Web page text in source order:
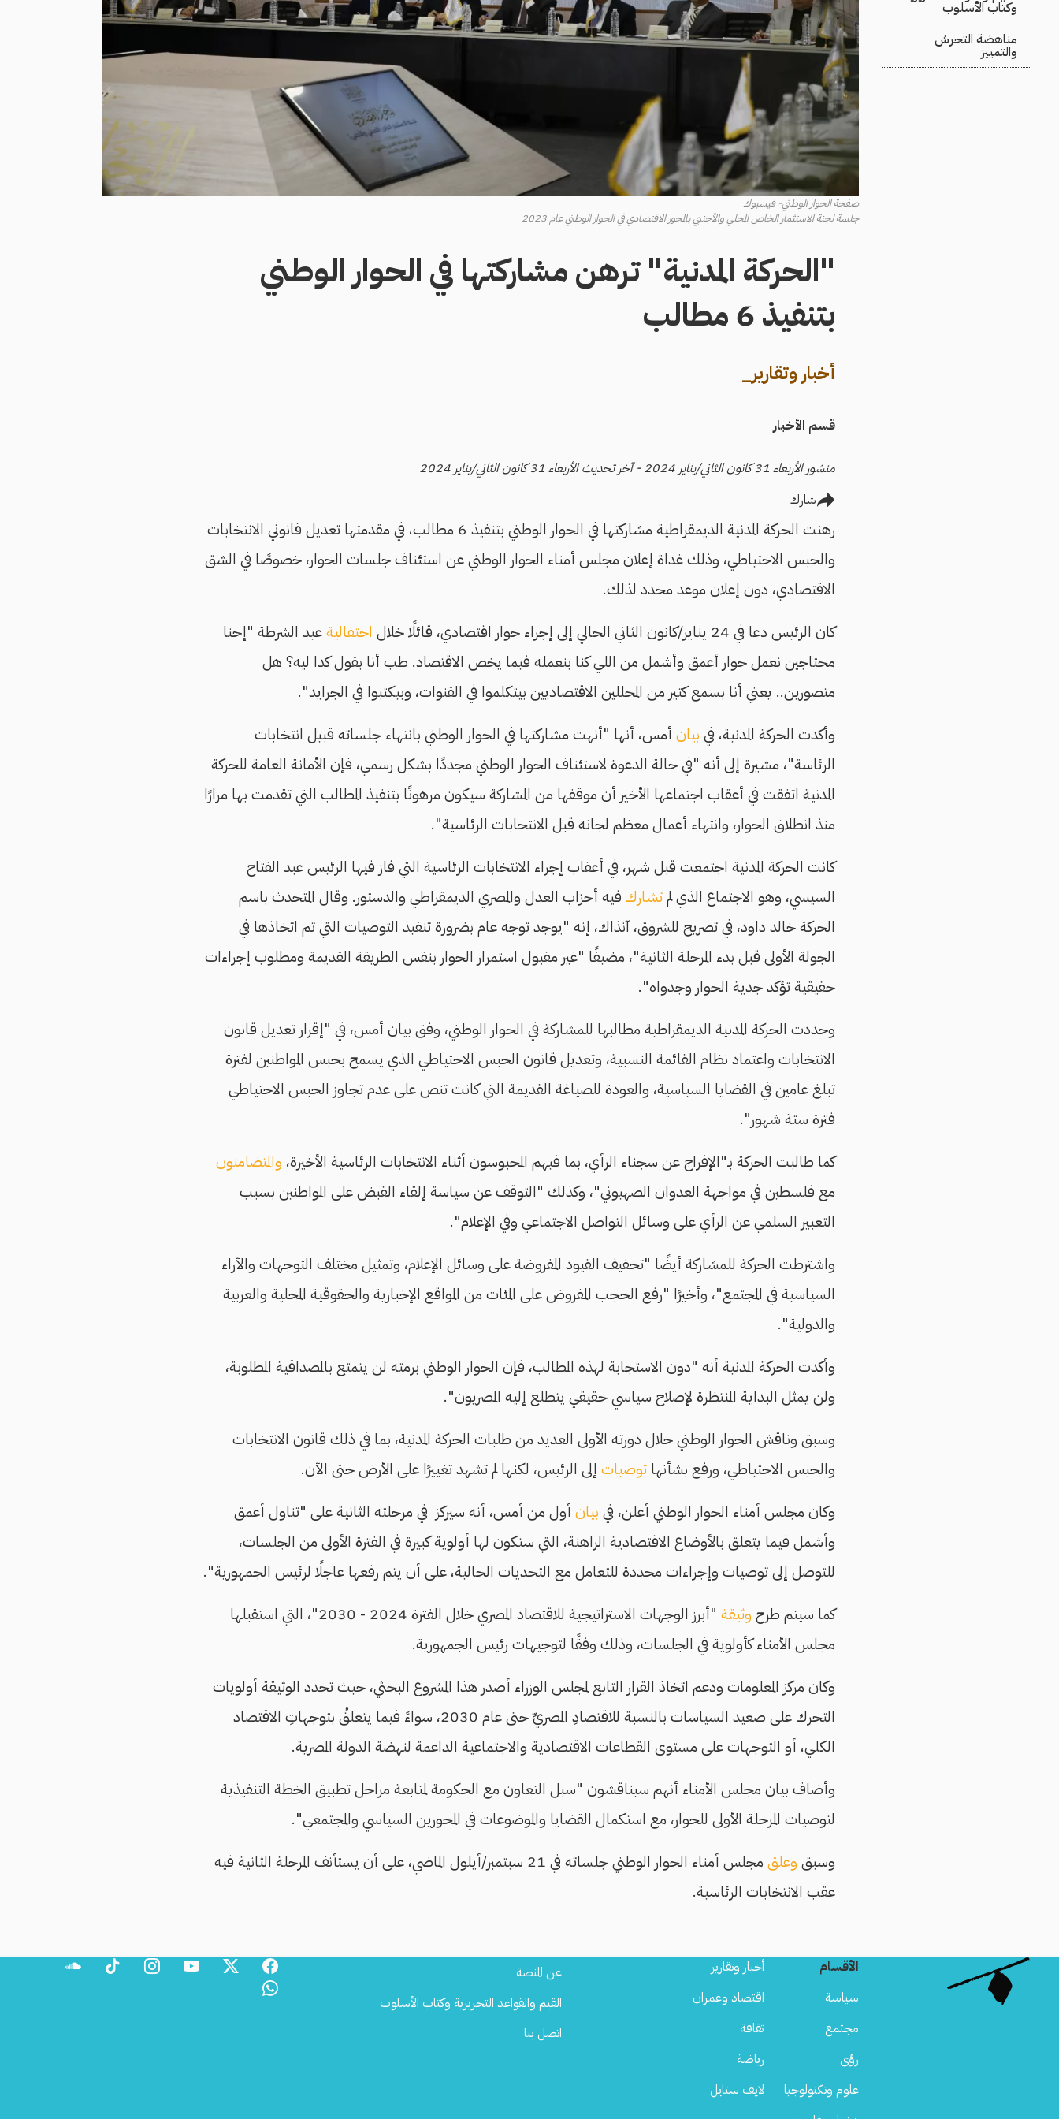
وكتاب الأسلوب
مناهضة التحرش
والتمييز
صفحة الحوار الوطني- فيسبوك
جلسة لجنة الاستثمار الخاص المحلي والأجنبي بالمحور الاقتصادي في الحوار الوطني عام 2023
"الحركة المدنية" ترهن مشاركتها في الحوار الوطني
بتنفيذ 6 مطالب
أخبار وتقارير_
قسم الأخبار
منشور الأربعاء 31 كانون الثاني/يناير 2024 - آخر تحديث الأربعاء 31 كانون الثاني/يناير 2024
شارك
رهنت الحركة المدنية الديمقراطية مشاركتها في الحوار الوطني بتنفيذ 6 مطالب، في مقدمتها تعديل قانوني الانتخابات
والحبس الاحتياطي، وذلك غداة إعلان مجلس أمناء الحوار الوطني عن استئناف جلسات الحوار، خصوصًا في الشق
الاقتصادي، دون إعلان موعد محدد لذلك.
كان الرئيس دعا في 24 يناير/كانون الثاني الحالي إلى إجراء حوار اقتصادي، قائلًا خلال
احتفاليةعيد الشرطة "إحنا
محتاجين نعمل حوار أعمق وأشمل من اللي كنا بنعمله فيما يخص الاقتصاد. طب أنا بقول كدا ليه؟ هل
متصورين.. يعني أنا بسمع كتير من المحللين الاقتصاديين بيتكلموا في القنوات، وبيكتبوا في الجرايد".
وأكدت الحركة المدنية، في بيانأمس، أنها "أنهت مشاركتها في الحوار الوطني بانتهاء جلساته قبيل انتخابات
الرئاسة"، مشيرة إلى أنه "في حالة الدعوة لاستئناف الحوار الوطني مجددًا بشكل رسمي، فإن الأمانة العامة للحركة
المدنية اتفقت في أعقاب اجتماعها الأخير أن موقفها من المشاركة سيكون مرهونًا بتنفيذ المطالب التي تقدمت بها مرارًا
منذ انطلاق الحوار، وانتهاء أعمال معظم لجانه قبل الانتخابات الرئاسية".
كانت الحركة المدنية اجتمعت قبل شهر، في أعقاب إجراء الانتخابات الرئاسية التي فاز فيها الرئيس عبد الفتاح
السيسي، وهو الاجتماع الذي لمتشارك فيه أحزاب العدل والمصري الديمقراطي والدستور. وقال المتحدث باسم
الحركة خالد داود، في تصريح للشروق، آنذاك، إنه "يوجد توجه عام بضرورة تنفيذ التوصيات التي تم اتخاذها في
الجولة الأولى قبل بدء المرحلة الثانية"، مضيفًا "غير مقبول استمرار الحوار بنفس الطريقة القديمة ومطلوب إجراءات
حقيقية تؤكد جدية الحوار وجدواه".
وحددت الحركة المدنية الديمقراطية مطالبها للمشاركة في الحوار الوطني، وفق بيان أمس، في "إقرار تعديل قانون
الانتخابات واعتماد نظام القائمة النسبية، وتعديل قانون الحبس الاحتياطي الذي يسمح بحبس المواطنين لفترة
تبلغ عامين في القضايا السياسية، والعودة للصياغة القديمة التي كانت تنص على عدم تجاوز الحبس الاحتياطي
فترة ستة شهور".
كما طالبت الحركة بـ"الإفراج عن سجناء الرأي، بما فيهم المحبوسون أثناء الانتخابات الرئاسية الأخيرة، والمتضامنون
مع فلسطين في مواجهة العدوان الصهيوني"، وكذلك "التوقف عن سياسة إلقاء القبض على المواطنين بسبب
التعبير السلمي عن الرأي على وسائل التواصل الاجتماعي وفي الإعلام".
واشترطت الحركة للمشاركة أيضًا "تخفيف القيود المفروضة على وسائل الإعلام، وتمثيل مختلف التوجهات والآراء
السياسية في المجتمع"، وأخيرًا "رفع الحجب المفروض على المئات من المواقع الإخبارية والحقوقية المحلية والعربية
والدولية".
وأكدت الحركة المدنية أنه "دون الاستجابة لهذه المطالب، فإن الحوار الوطني برمته لن يتمتع بالمصداقية المطلوبة،
ولن يمثل البداية المنتظرة لإصلاح سياسي حقيقي يتطلع إليه المصريون".
وسبق وناقش الحوار الوطني خلال دورته الأولى العديد من طلبات الحركة المدنية، بما في ذلك قانون الانتخابات
والحبس الاحتياطي، ورفع بشأنها توصياتإلى الرئيس، لكنها لم تشهد تغييرًا على الأرض حتى الآن.
وكان مجلس أمناء الحوار الوطني أعلن، في بيانأول من أمس، أنه سيركز في مرحلته الثانية على "تناول أعمق
وأشمل فيما يتعلق بالأوضاع الاقتصادية الراهنة، التي ستكون لها أولوية كبيرة في الفترة الأولى من الجلسات،
للتوصل إلى توصيات وإجراءات محددة للتعامل مع التحديات الحالية، على أن يتم رفعها عاجلًا لرئيس الجمهورية".
كما سيتم طرح وثيقة
"أبرز الوجهات الاستراتيجية للاقتصاد المصري خلال الفترة 2024 - 2030"، التي استقبلها
مجلس الأمناء كأولوية في الجلسات، وذلك وفقًا لتوجيهات رئيس الجمهورية.
وكان مركز المعلومات ودعم اتخاذ القرار التابع لمجلس الوزراء أصدر هذا المشروع البحثي، حيث تحدد الوثيقة أولويات
التحرك على صعيد السياسات بالنسبة للاقتصادِ المصريِّ حتى عام 2030، سواءً فيما يتعلقُ بتوجهاتِ الاقتصاد
الكلي، أو التوجهات على مستوى القطاعات الاقتصادية والاجتماعية الداعمة لنهضة الدولة المصرية.
وأضاف بيان مجلس الأمناء أنهم سيناقشون "سبل التعاون مع الحكومة لمتابعة مراحل تطبيق الخطة التنفيذية
لتوصيات المرحلة الأولى للحوار، مع استكمال القضايا والموضوعات في المحورين السياسي والمجتمعي".
وسبق وعلق
مجلس أمناء الحوار الوطني جلساته في 21 سبتمبر/أيلول الماضي، على أن يستأنف المرحلة الثانية فيه
عقب الانتخابات الرئاسية.
الأقسام
أخبار وتقارير
سياسة
اقتصاد وعمران
مجتمع
ثقافة
رؤى
رياضة
علوم وتكنولوجيا
لايف ستايل
Footer
Menu
عن المنصة
القيم والقواعد التحريرية وكتاب الأسلوب
اتصل بنا